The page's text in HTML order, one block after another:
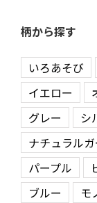
柄から探す
いろあそび
イエロー
グレー
シ
ナチュラル
パープル
ブルー
モ